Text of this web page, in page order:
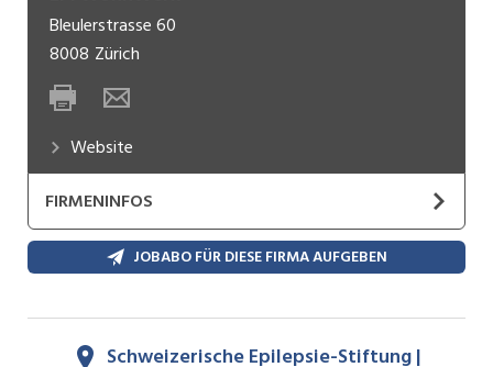
Bleulerstrasse 60
8008 Zürich
Website
FIRMENINFOS
Hier finden Erwachsene mit kognitiven und
psychischen Beeinträchtigungen ein Zuhause und
Das Angebot des EPI WohnWerks steht
JOBABO FÜR DIESE FIRMA AUFGEBEN
Schweizerische Epilepsie-Stiftung |